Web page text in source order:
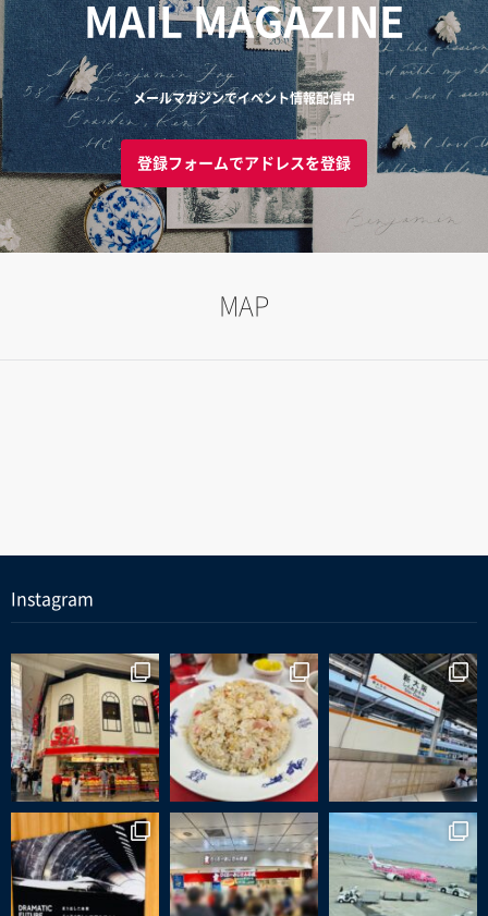
MAIL MAGAZINE
メールマガジンでイベント情報配信中
登録フォームでアドレスを登録
MAP
Instagram